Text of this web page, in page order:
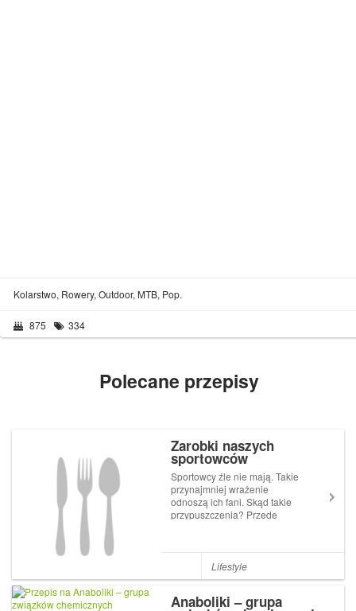
Kolarstwo, Rowery, Outdoor, MTB, Pop.
875 334
Polecane przepisy
Zarobki naszych
sportowców
Sportowcy źle nie mają. Takie
przynajmniej wrażenie
odnoszą ich fani. Skąd takie
przypuszczenia? Przede
zdecydowanie
najpopularniejszym sportem
przypadkiem ...
Lifestyle
Anaboliki – grupa